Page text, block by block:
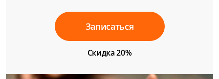
Записаться
Скидка 20%